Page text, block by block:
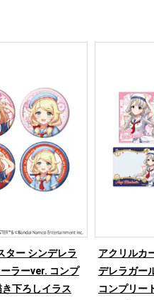
ター シンデレラ
ラーver. コンプ
下ろしイラス
アクリルカ
デレラガー
コンプリー